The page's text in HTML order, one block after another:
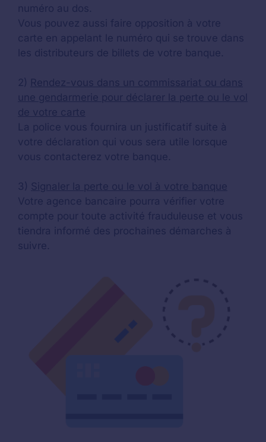
numéro au dos.
Vous pouvez aussi faire opposition à votre
carte en appelant le numéro qui se trouve dans
les distributeurs de billets de votre banque.
2)
Rendez-vous dans un commissariat ou dans
une gendarmerie pour déclarer la perte ou le vol
de votre carte
La police vous fournira un justificatif suite à
votre déclaration qui vous sera utile lorsque
vous contacterez votre banque.
3) Signaler la perte ou le vol à votre banque
Votre agence bancaire pourra vérifier votre
compte pour toute activité frauduleuse et vous
tiendra informé des prochaines démarches à
suivre.